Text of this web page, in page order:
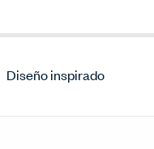
Diseño inspirado